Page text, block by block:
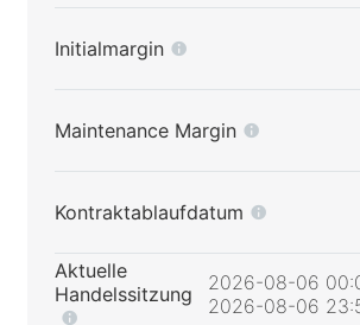
Initialmargin
Maintenance Margin
Kontraktablaufdatum
Aktuelle
Handelssitzung
2026-08-06
2026-08-06